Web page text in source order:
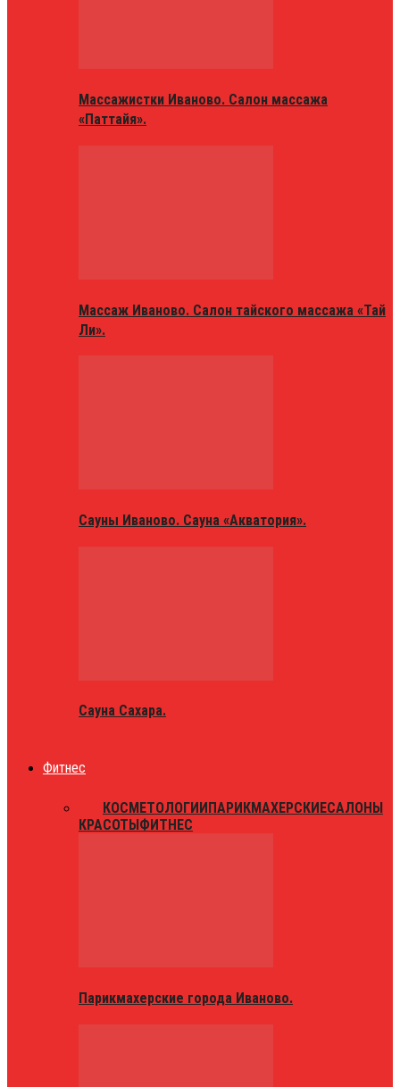
Массажистки Иваново. Салон массажа
«Паттайя».
Массаж Иваново. Салон тайского массажа «Тай
Ли».
Сауны Иваново. Сауна «Акватория».
Сауна Сахара.
Фитнес
КОСМЕТОЛОГИИПАРИКМАХЕРСКИЕСАЛОНЫ
КРАСОТЫФИТНЕС
Парикмахерские города Иваново.